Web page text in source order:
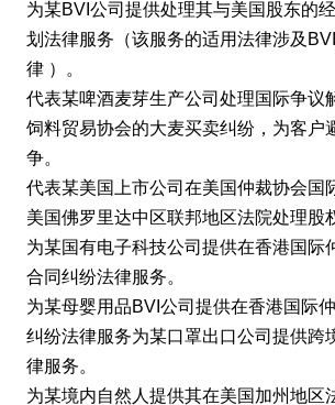
为某BVI公司提供处理其与美国股东的
划法律服务（该服务的适用法律涉及
律 ）。
代表某啤酒麦芽生产公司处理国际争议
饲料贸易协会的大麦买卖纠纷，为客户
争。
代表某美国上市公司在美国仲裁协会国
美国佛罗里达中区联邦地区法院处理股
为某国有电子科技公司提供在香港国际
合同纠纷法律服务。
为某母婴用品BVI公司提供在香港国际
纠纷法律服务为某口罩出口公司提供跨
律服务。
为某境内自然人提供其在美国加州地区